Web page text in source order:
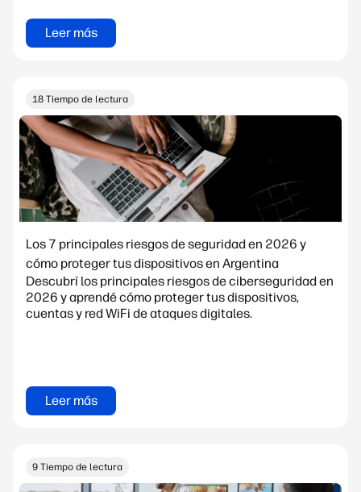
Leer más
18 Tiempo de lectura
Los 7 principales riesgos de seguridad en 2026 y
cómo proteger tus dispositivos en Argentina
Descubrí los principales riesgos de ciberseguridad en
2026 y aprendé cómo proteger tus dispositivos,
cuentas y red WiFi de ataques digitales.
Leer más
9 Tiempo de lectura